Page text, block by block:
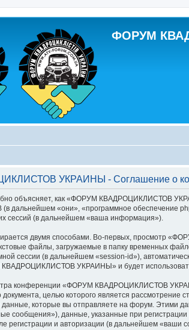
ФОРУМ
УКРАИНЫ - Соглашение о
объясняет, как «ФОРУМ КВАДРОЦИКЛИСТОВ
(в дальнейшем «они», «программное обеспечение
сессий (в дальнейшем «ваша информация»).
двумя способами. Во-первых, просмотр
файлы, загружаемые в папку временных
сессии (в дальнейшем «session-id»),
УКРАИНЫ» и будет
конференции «ФОРУМ КВАДРОЦИКЛИСТОВ
документа, целью которого является
которые вы отправляете на форум. Этими
сообщения»), данные, указанные при
регистрации и авторизации (в дальнейшем «ваши